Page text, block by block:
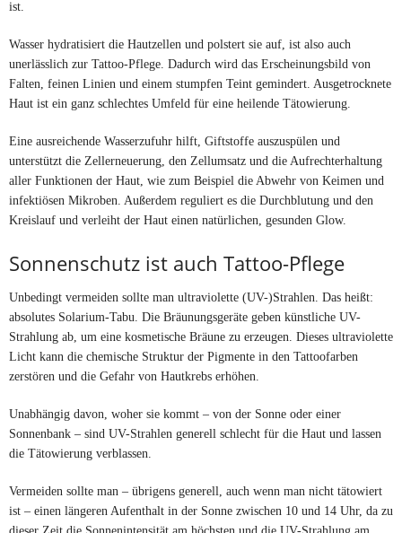
ist.
Wasser hydratisiert die Hautzellen und polstert sie auf, ist also auch
unerlässlich zur Tattoo-Pflege. Dadurch wird das Erscheinungsbild von
Falten, feinen Linien und einem stumpfen Teint gemindert. Ausgetrocknete
Haut ist ein ganz schlechtes Umfeld für eine heilende Tätowierung.
Eine ausreichende Wasserzufuhr hilft, Giftstoffe auszuspülen und
unterstützt die Zellerneuerung, den Zellumsatz und die Aufrechterhaltung
aller Funktionen der Haut, wie zum Beispiel die Abwehr von Keimen und
infektiösen Mikroben. Außerdem reguliert es die Durchblutung und den
Kreislauf und verleiht der Haut einen natürlichen, gesunden Glow.
Sonnenschutz ist auch Tattoo-Pflege
Unbedingt vermeiden sollte man ultraviolette (UV-)Strahlen. Das heißt:
absolutes Solarium-Tabu. Die Bräunungsgeräte geben künstliche UV-
Strahlung ab, um eine kosmetische Bräune zu erzeugen. Dieses ultraviolette
Licht kann die chemische Struktur der Pigmente in den Tattoofarben
zerstören und die Gefahr von Hautkrebs erhöhen.
Unabhängig davon, woher sie kommt – von der Sonne oder einer
Sonnenbank – sind UV-Strahlen generell schlecht für die Haut und lassen
die Tätowierung verblassen.
Vermeiden sollte man – übrigens generell, auch wenn man nicht tätowiert
ist – einen längeren Aufenthalt in der Sonne zwischen 10 und 14 Uhr, da zu